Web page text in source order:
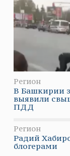
Регион
В Башкирии
выявили
ПДД
Регион
Радий
блогерами